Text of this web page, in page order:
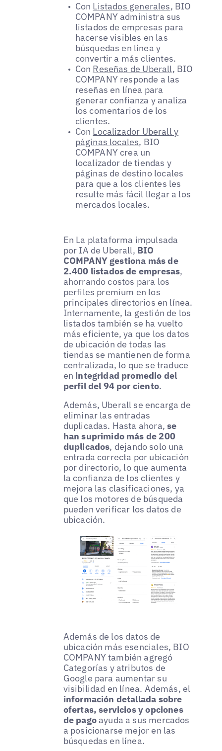
Con Listados generales, BIO
COMPANY administra sus
listados de empresas para
hacerse visibles en las
búsquedas en línea y
convertir a más clientes.
Con Reseñas de Uberall, BIO
COMPANY responde a las
reseñas en línea para
generar confianza y analiza
los comentarios de los
clientes.
Con Localizador Uberall y
páginas locales, BIO
COMPANY crea un
localizador de tiendas y
páginas de destino locales
para que a los clientes les
resulte más fácil llegar a los
mercados locales.
En La plataforma impulsada
por IA de Uberall, BIO
COMPANY gestiona más de
2.400 listados de empresas,
ahorrando costos para los
perfiles premium en los
principales directorios en línea.
Internamente, la gestión de los
listados también se ha vuelto
más eficiente, ya que los datos
de ubicación de todas las
tiendas se mantienen de forma
centralizada, lo que se traduce
en integridad promedio del
perfil del 94 por ciento.
Además, Uberall se encarga de
eliminar las entradas
duplicadas. Hasta ahora,se
han suprimido más de 200
duplicados, dejando solo una
entrada correcta por ubicación
por directorio, lo que aumenta
la confianza de los clientes y
mejora las clasificaciones, ya
que los motores de búsqueda
pueden verificar los datos de
ubicación.
Además de los datos de
ubicación más esenciales, BIO
COMPANY también agregó
Categorías y atributos de
Google para aumentar su
visibilidad en línea. Además, el
información detallada sobre
ofertas, servicios y opciones
de pagoayuda a sus mercados
a posicionarse mejor en las
búsquedas en línea.